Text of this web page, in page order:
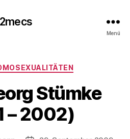
2mecs
Menü
Kategorien
Stümke
– 2002)